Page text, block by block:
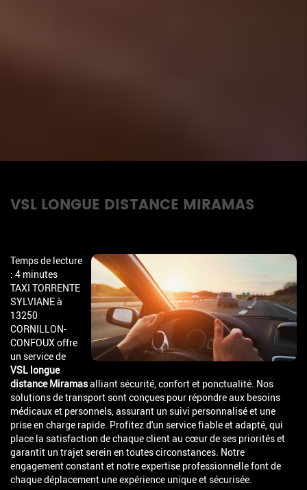
VSL LONGUE DISTANCE MIRAMAS
Temps de lecture
: 4 minutes
TAXI TORRENTE
SYLVIANE à
13250
CORNILLON-
CONFOUX offre
un service de
VSL longue
distance Miramasalliant sécurité, confort et ponctualité. Nos
solutions de transport sont conçues pour répondre aux besoins
médicaux et personnels, assurant un suivi personnalisé et une
prise en charge rapide. Profitez d'un service fiable et adapté, qui
place la satisfaction de chaque client au cœur de ses priorités et
garantit un trajet serein en toutes circonstances. Notre
engagement constant et notre expertise professionnelle font de
chaque déplacement une expérience unique et sécurisée.